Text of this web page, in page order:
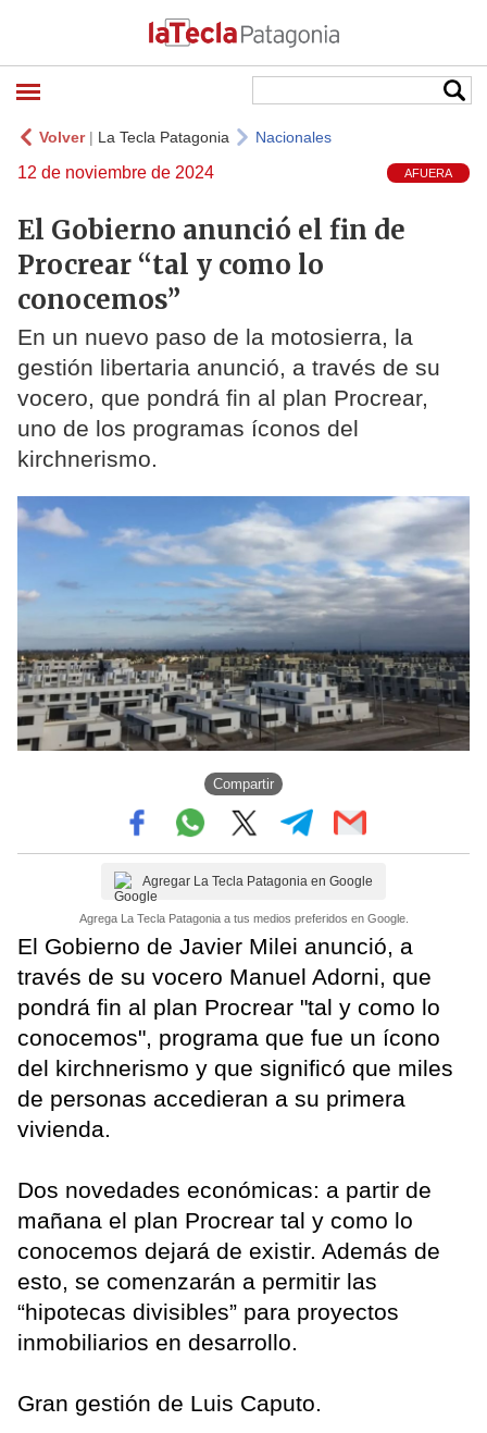
Volver| La Tecla Patagonia Nacionales
12 de noviembre de 2024 AFUERA
El Gobierno anunció el fin de
Procrear “tal y como lo
conocemos”
En un nuevo paso de la motosierra, la
gestión libertaria anunció, a través de su
vocero, que pondrá fin al plan Procrear,
uno de los programas íconos del
kirchnerismo.
Compartir
Agregar La Tecla Patagonia en Google
Agrega La Tecla Patagonia a tus medios preferidos en Google.
El Gobierno de Javier Milei anunció, a
través de su vocero Manuel Adorni, que
pondrá fin al plan Procrear "tal y como lo
conocemos", programa que fue un ícono
del kirchnerismo y que significó que miles
de personas accedieran a su primera
vivienda.
Dos novedades económicas: a partir de
mañana el plan Procrear tal y como lo
conocemos dejará de existir. Además de
esto, se comenzarán a permitir las
“hipotecas divisibles” para proyectos
inmobiliarios en desarrollo.
Gran gestión de Luis Caputo.